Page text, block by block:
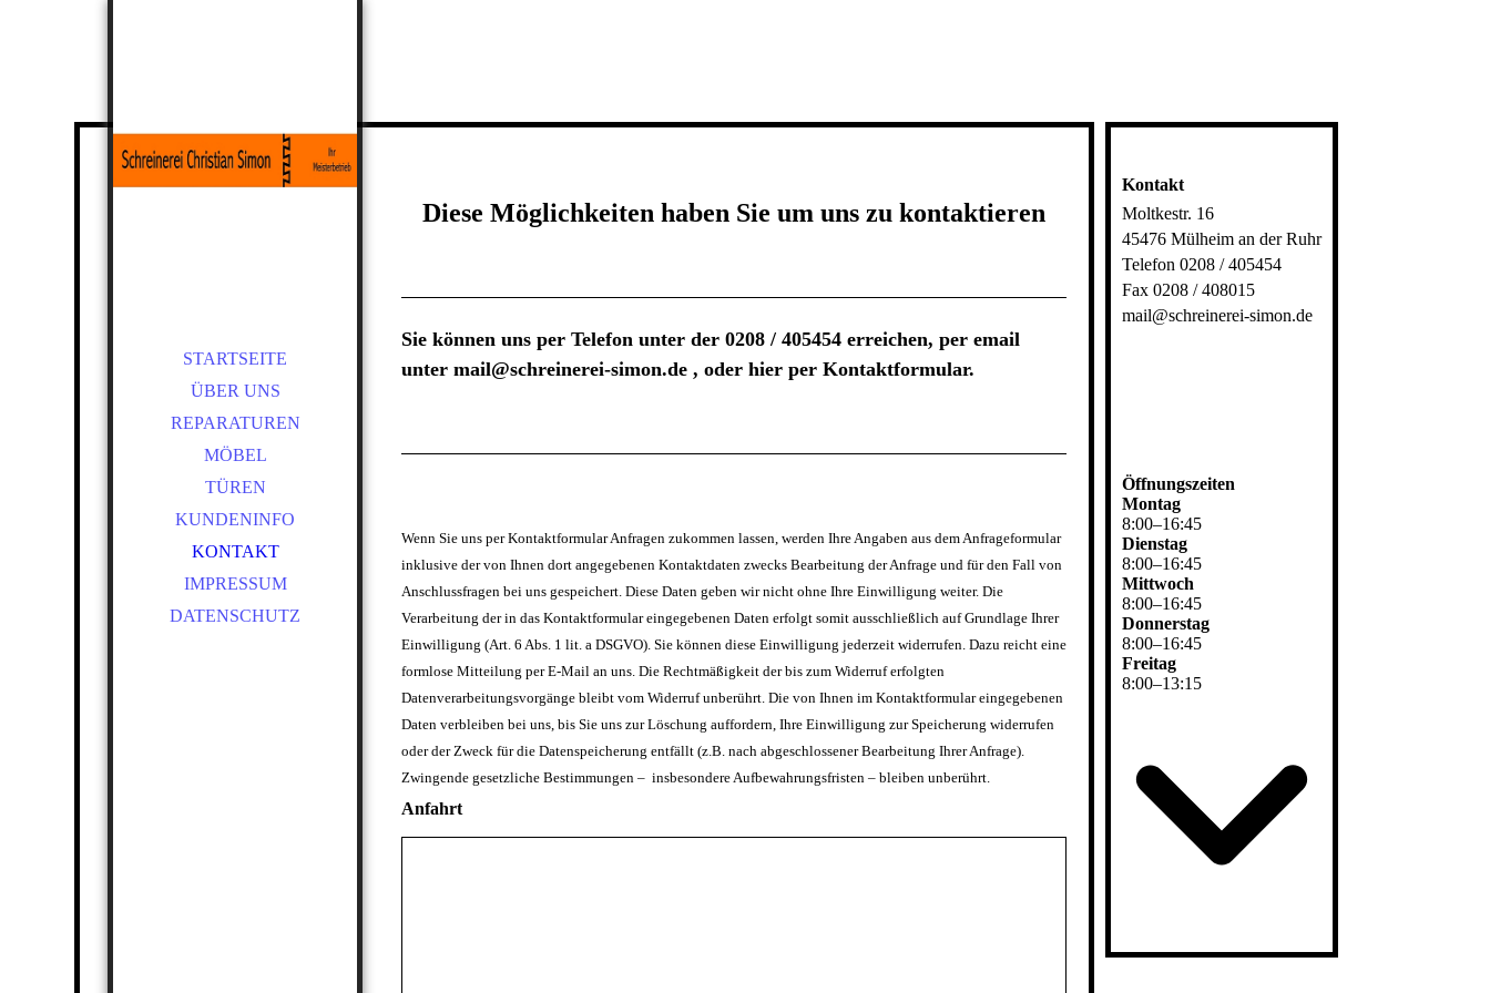
STARTSEITE
ÜBER UNS
REPARATUREN
MÖBEL
TÜREN
KUNDENINFO
KONTAKT
IMPRESSUM
DATENSCHUTZ
Diese Möglichkeiten haben Sie um uns zu kontaktieren
Sie können uns per Telefon unter der 0208 / 405454 erreichen, per email
unter mail@schreinerei-simon.de , oder hier per Kontaktformular.
Wenn Sie uns per Kontaktformular Anfragen zukommen lassen, werden Ihre Angaben aus dem Anfrageformular
inklusive der von Ihnen dort angegebenen Kontaktdaten zwecks Bearbeitung der Anfrage und für den Fall von
Anschlussfragen bei uns gespeichert. Diese Daten geben wir nicht ohne Ihre Einwilligung weiter. Die
Verarbeitung der in das Kontaktformular eingegebenen Daten erfolgt somit ausschließlich auf Grundlage Ihrer
Einwilligung (Art. 6 Abs. 1 lit. a DSGVO). Sie können diese Einwilligung jederzeit widerrufen. Dazu reicht eine
formlose Mitteilung per E-Mail an uns. Die Rechtmäßigkeit der bis zum Widerruf erfolgten
Datenverarbeitungsvorgänge bleibt vom Widerruf unberührt. Die von Ihnen im Kontaktformular eingegebenen
Daten verbleiben bei uns, bis Sie uns zur Löschung auffordern, Ihre Einwilligung zur Speicherung widerrufen
oder der Zweck für die Datenspeicherung entfällt (z.B. nach abgeschlossener Bearbeitung Ihrer Anfrage).
Zwingende gesetzliche Bestimmungen – insbesondere Aufbewahrungsfristen – bleiben unberührt.
Anfahrt
Kontakt
Moltkestr. 16
45476 Mülheim an der Ruhr
Telefon 0208 / 405454
Fax 0208 / 408015
mail@schreinerei-simon.de
Öffnungszeiten
Montag
8:00–16:45
Dienstag
8:00–16:45
Mittwoch
8:00–16:45
Donnerstag
8:00–16:45
Freitag
8:00–13:15